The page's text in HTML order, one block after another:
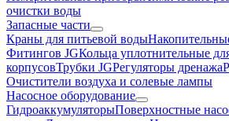
очистки воды
Запасные части
Краны для питьевой воды
Фитингов JGКольца уплотнительные
корпусовТрубки JGРегуляторы дренажа
Очистители воздуха и солевые лампы
Насосное оборудование
Гидро­аккумуляторыПоверхностные